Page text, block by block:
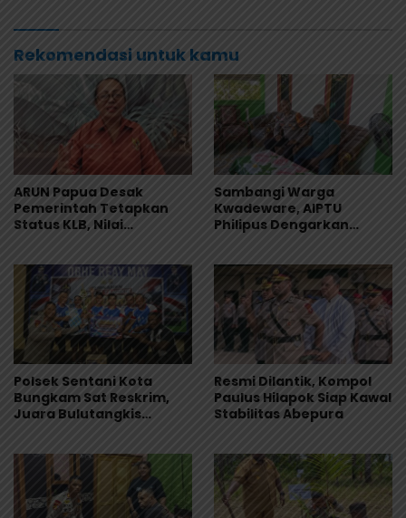
Rekomendasi untuk kamu
ARUN Papua Desak
Pemerintah Tetapkan
Status KLB, Nilai
Sentuh Akar Masalah
MBG
Sambangi Warga
Kwadeware, AIPTU
Philipus Dengarkan
Polsek Sentani Kota
Bungkam Sat Reskrim,
Juara Bulutangkis
Resmi Dilantik, Kompol
Paulus Hilapok Siap Kawal
Stabilitas Abepura